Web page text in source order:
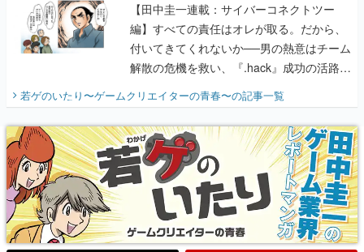
【田中圭一連載：サイバーコネクトツー
編】すべての責任はオレが取る。だから、
付いてきてくれないか──男の熱意はチーム
解散の危機を救い、『.hack』成功の活路を
開く。業界の快男児・松山 洋に流れる血は
『少年ジャンプ』色だった【若ゲのいた
り】
若ゲのいたり〜ゲームクリエイターの青春〜の記事一覧